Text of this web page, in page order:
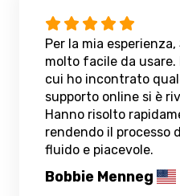
Per la mia esperienza,
molto facile da usare.
cui ho incontrato
supporto online si è
Hanno risolto
rendendo il processo
fluido e piacevole.
Bobbie Menneg